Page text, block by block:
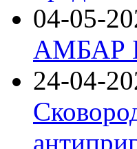
04-05-
АМБАР
24-04-